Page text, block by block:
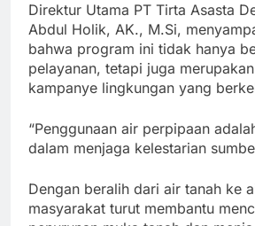
Direktur Utama PT Tirta Asasta
Abdul Holik, AK., M.Si,
bahwa program ini tidak hanya
pelayanan, tetapi juga
kampanye lingkungan yang
“Penggunaan air perpipaan
dalam menjaga kelestarian
Dengan beralih dari air tanah ke
masyarakat turut membantu